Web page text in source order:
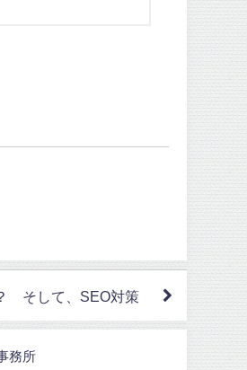
そして、SEO対策
務所